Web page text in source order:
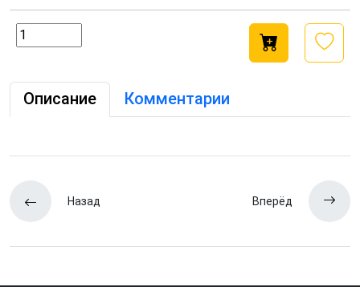
Описание Комментарии
Назад Вперёд